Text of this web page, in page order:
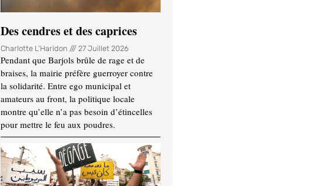
Des cendres et des caprices
Charlotte L'Haridon 27 Juillet 2026
Pendant que Barjols brûle de rage et de
braises, la mairie préfère guerroyer contre
la solidarité. Entre ego municipal et
amateurs au front, la politique locale
montre qu’elle n’a pas besoin d’étincelles
pour mettre le feu aux poudres.